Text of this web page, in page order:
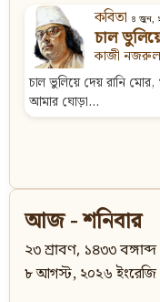
কবিতা ৪ জুন,
চাল
কাজী
চাল ভুলিয়ে দেয় রানি
আমার ঘোড়া...
আজ - শনিবার
২৩ শ্রাবণ, ১৪৩৩ বঙ্গাব্দ
৮ আগস্ট, ২০২৬ ইংরেজি